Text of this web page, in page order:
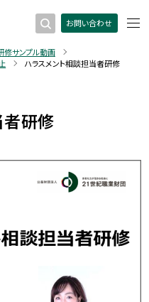
お問い合わせ
修サンプル動画
ハラスメント相談担当者研修
者研修